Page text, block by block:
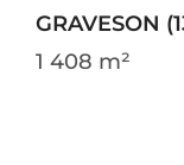
GRAVESON
1 408 m²